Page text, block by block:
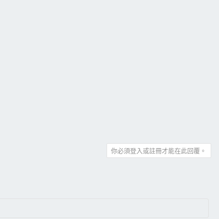
你必須登入或註冊才能在此回覆。